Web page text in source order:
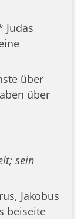
Judas
über
über
sein
Jakobus
beiseite